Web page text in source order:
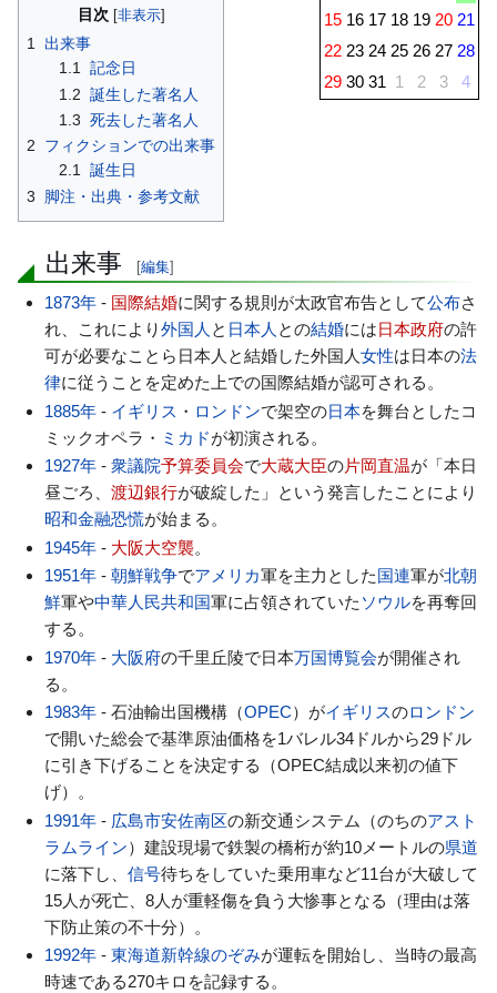
15 16 17 18 19 20 21
22 23 24 25 26 27 28
29 30 31 1 2 3 4
目次
1
出来事
1.1
記念日
1.2 誕生した著名人
1.3 死去した著名人
2
フィクションでの出来事
2.1 誕生日
3
脚注・出典・参考文献
出来事 [編集]
1873年 - 国際結婚に関する規則が太政官布告として公布さ
れ、これにより外国人 と 日本人 との結婚には日本政府の許
可が必要なことら日本人と結婚した外国人女性は日本の法
律に従うことを定めた上での国際結婚が認可される。
1885年 - イギリス ・ ロンドンで架空の日本を舞台としたコ
ミックオペラ・ ミカドが初演される。
1927年 -衆議院予算委員会で大蔵大臣の片岡直温が「本日
昼ごろ、渡辺銀行が破綻した」という発言したことにより
昭和金融恐慌が始まる。
1945年 - 大阪大空襲。
1951年 -朝鮮戦争でアメリカ軍を主力とした国連軍が北朝
鮮軍や中華人民共和国軍に占領されていた ソウルを再奪回
する。
1970年 - 大阪府の千里丘陵で日本万国博覧会が開催され
る。
1983年 - 石油輸出国機構（OPEC）がイギリスのロンドン
で開いた総会で基準原油価格を1バレル34ドルから29ドル
に引き下げることを決定する（OPEC結成以来初の値下
げ）。
1991年 - 広島市安佐南区の新交通システム（のちのアスト
ラムライン）建設現場で鉄製の橋桁が約10メートルの県道
に落下し、信号待ちをしていた乗用車など11台が大破して
15人が死亡、8人が重軽傷を負う大惨事となる（理由は落
下防止策の不十分）。
1992年 -東海道新幹線のぞみが運転を開始し、当時の最高
時速である270キロを記録する。